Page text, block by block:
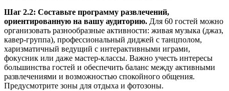
Шаг 2.2: Составьте программу развлечений,
ориентированную на вашу аудиторию. Для 60 гостей можно
организовать разнообразные активности: живая музыка (джаз,
кавер-группа), профессиональный диджей с танцполом,
харизматичный ведущий с интерактивными играми,
фокусник или даже мастер-классы. Важно учесть интересы
большинства гостей и обеспечить баланс между активными
развлечениями и возможностью спокойного общения.
Предусмотрите зоны для отдыха и фотозоны.